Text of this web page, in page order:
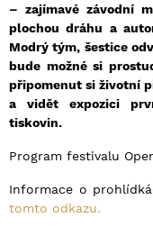
– zajímavé závodní
plochou dráhu a
Modrý tým, šestice
bude možné si
připomenut si životní
a vidět expozici
tiskovin.
Program festivalu
Informace o
tomto odkazu.